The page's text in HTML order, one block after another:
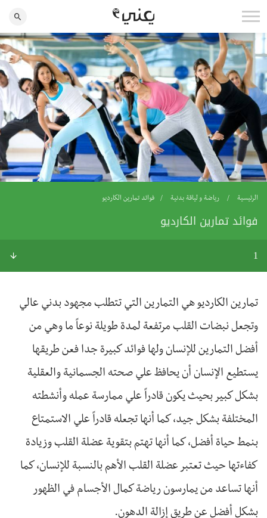
الرئيسية رياضة و لياقة بدنية فوائد تمارين الكارديو
فوائد تمارين الكارديو
1
تمارين الكارديو هي التمارين التي تتطلب مجهود بدني عالي
وتجعل نبضات القلب مرتفعة لمدة طويلة نوعاً ما وهي من
أفضل التمارين للإنسان ولها فوائد كبيرة جدا فعن طريقها
يستطيع الإنسان أن يحافظ علي صحته الجسمانية والعقلية
بشكل كبير بحيث يكون قادراً علي ممارسة عمله وأنشطته
المختلفة بشكل جيد، كما أنها تجعله قادراً علي الاستمتاع
بنمط حياة أفضل، كما أنها تهتم بتقوية عضلة القلب وزيادة
كفاءتها حيث تعتبر عضلة القلب الأهم بالنسبة للإنسان، كما
أنها تساعد من يمارسون رياضة كمال الأجسام في الظهور
بشكل أفضل عن طريق إزالة الدهون.